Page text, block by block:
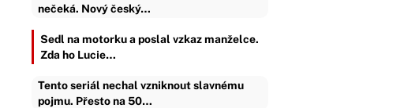
nečeká. Nový český…
Sedl na motorku a poslal vzkaz manželce.
Zda ho Lucie…
Tento seriál nechal vzniknout slavnému
pojmu. Přesto na 50…